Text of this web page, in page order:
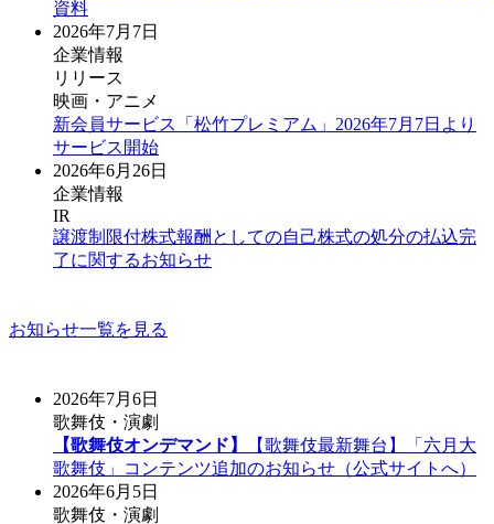
資料
2026年7月7日
企業情報
リリース
映画・アニメ
新会員サービス「松竹プレミアム」2026年7月7日より
サービス開始
2026年6月26日
企業情報
IR
譲渡制限付株式報酬としての自己株式の処分の払込完
了に関するお知らせ
お知らせ一覧を見る
2026年7月6日
歌舞伎・演劇
【歌舞伎オンデマンド】
【歌舞伎最新舞台】「六月大
歌舞伎」コンテンツ追加のお知らせ（公式サイトへ）
2026年6月5日
歌舞伎・演劇